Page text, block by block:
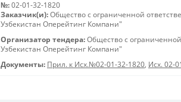
№: 02-01-32-1820
Заказчик(и): Общество с ограниченной
Узбекистан Оперейтинг Компани"
Организатор тендера: Общество с
Узбекистан Оперейтинг Компани"
Документы: Прил. к Исх.№02-01-32-1820, Исх. 02-